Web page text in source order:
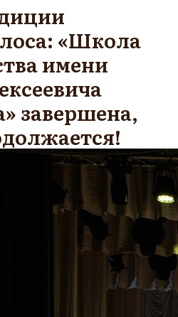
«Школа
имени
завершена,